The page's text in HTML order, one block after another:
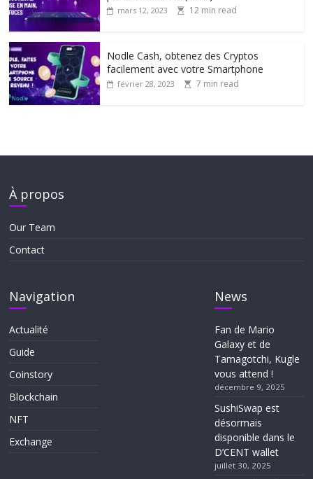
mars 12, 2023 12 min read
Nodle Cash, obtenez des Cryptos
facilement avec votre Smartphone
février 28, 2023 7 min read
À propos
Our Team
Contact
Navigation
Actualité
Guide
Coinstory
Blockchain
NFT
Exchange
News
Fan de Mario
Galaxy et de
Tamagotchi, Kugle
vous attend !
décembre 9, 2025
SushiSwap est
désormais
disponible dans le
D’CENT wallet
juillet 30, 2025